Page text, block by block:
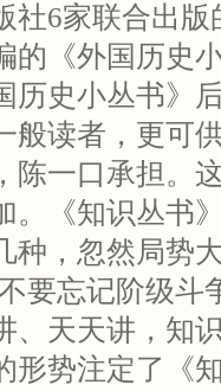
社6家联合出
的《外国历史
历史小丛书》
般读者，更可
陈一口承担。
。《知识丛书
种，忽然局
要忘记阶级斗
、天天讲，知
形势注定了《